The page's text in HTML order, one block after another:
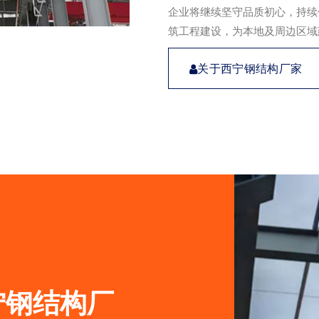
企业将继续坚守品质初心，持
筑工程建设，为本地及周边区
关于西宁钢结构厂家
结构厂